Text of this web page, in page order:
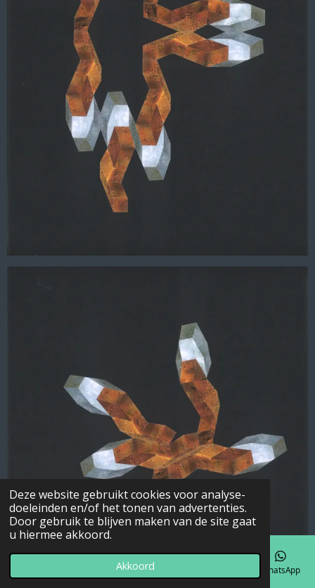
Deze website gebruikt cookies voor analyse-
doeleinden en/of het tonen van advertenties.
Door gebruik te blijven maken van de site gaat
u hiermee akkoord.
Akkoord
Telefoonnummer WhatsApp